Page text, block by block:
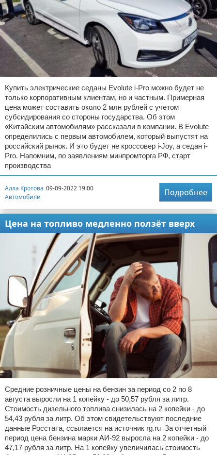
Купить электрические седаны Evolute i-Pro можно будет не
только корпоративным клиентам, но и частным. Примерная
цена может составить около 2 млн рублей с учетом
субсидирования со стороны государства. Об этом
«Китайским автомобилям» рассказали в компании. В Evolute
определились с первым автомобилем, который выпустят на
российский рынок. И это будет не кроссовер i-Joy, а седан i-
Pro. Напомним, по заявлениям минпромторга РФ, старт
производства
Алла Кротова 09-09-2022 19:00
Автомобили
Подробнее
Цена на топливо медленно ползёт вверх
Средние розничные цены на бензин за период со 2 по 8
августа выросли на 1 копейку - до 50,57 рубля за литр.
Стоимость дизельного топлива снизилась на 2 копейки - до
54,43 рубля за литр. Об этом свидетельствуют последние
данные Росстата, ссылается на источник rg.ru За отчетный
период цена бензина марки АИ-92 выросла на 2 копейки - до
47,17 рубля за литр. На 1 копейку увеличилась стоимость